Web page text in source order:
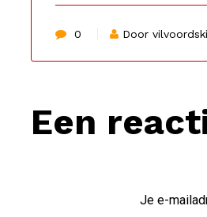
0 Door
Een
Je e-